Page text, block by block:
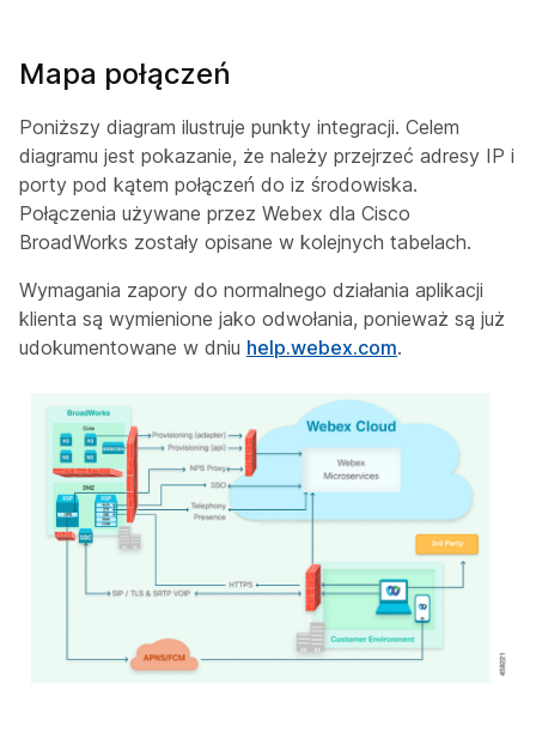
Mapa połączeń
Poniższy diagram ilustruje punkty integracji. Celem
diagramu jest pokazanie, że należy przejrzeć adresy IP i
porty pod kątem połączeń do iz środowiska.
Połączenia używane przez Webex dla Cisco
BroadWorks zostały opisane w kolejnych tabelach.
Wymagania zapory do normalnego działania aplikacji
klienta są wymienione jako odwołania, ponieważ są już
udokumentowane w dniu help.webex.com.